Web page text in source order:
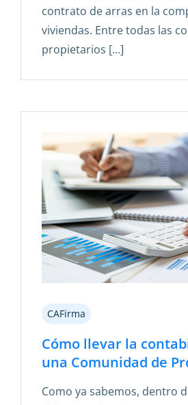
contrato de arras en la
viviendas. Entre todas las
propietarios […]
CAFirma
Cómo llevar la
una Comunidad de
Como ya sabemos, dentro